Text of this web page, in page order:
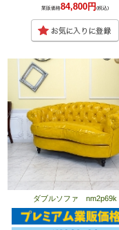
業販価格84,800円(税込)
ダブルソファ nm2p69k